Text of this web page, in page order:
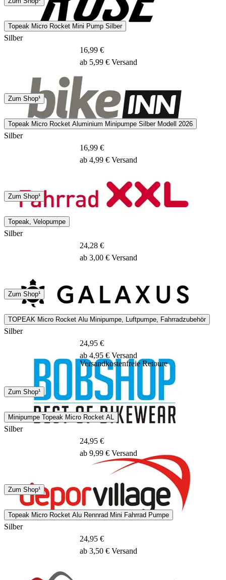
Topeak Micro Rocket Mini Pump Silber
Silber
Hermes
2 - 4 Tage
16,99 €
ab 5,99 € Versand
Zum Shop¹
Topeak Micro Rocket Aluminium Minipumpe Silber Modell 2026
Silber
DHL
3 - 5 Tage
16,99 €
ab 4,99 € Versand
Zum Shop¹
Topeak, Velopumpe
Silber
DHL
Sonstige
1 - 3 Tage
24,28 €
ab 3,00 € Versand
Zum Shop¹
TOPEAK Micro Rocket Alu Minipumpe, Luftpumpe, Fahrradzubehör
Silber
DHL
1 - 2 Tage
24,95 €
ab 4,95 € Versand
Versandkostenfreie Retoure
Zum Shop¹
Minipumpe Topeak Micro Rocket AL
Silber
DHL
GLS
1 - 3 Tage
24,95 €
ab 9,99 € Versand
Zum Shop¹
Topeak Micro Rocket Alu Rennrad Mini Fahrrad Pumpe
Silber
24,95 €
ab 3,50 € Versand